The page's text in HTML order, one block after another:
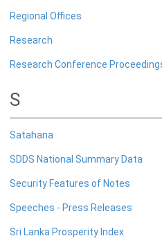
ஆண்டறிக்கை
அண்மைய பொருளாதார
சந்தைத் தொழிற்பாடுகள் அறிக்கை
Regional Offices
Research
Research Conference
S
Satahana
SDDS National Summary Data
Security Features of Notes
Speeches - Press Releases
Sri Lanka Prosperity Index